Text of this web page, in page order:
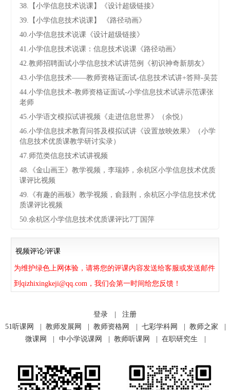
38.【小学信息技术说课】《设计超级链接》
39.【小学信息技术说课】 《路径动画》
40.小学信息技术说课《设计超级链接》
41.小学信息技术说课：信息技术说课《路径动画》
42.教师招聘面试小学信息技术试讲范例《初识神奇新朋友》
43.小学信息技术——教师资格证面试-信息技术试讲+答辩-吴芸
44.小学信息技术-教师资格证面试-小学信息技术试讲示范课张
老师
45.小学语文模拟试讲视频《走进信息世界》（余悦）
46.小学信息技术教育问答及模拟试讲《设置放映效果》（小学
信息技术优质课教学研讨实录）
47.师范类信息技术试讲视频
48.《金山画王》教学视频，李瑞婷，余杭区小学信息技术优质
课评比视频
49.《有趣的画板》教学视频，俞颢荆，余杭区小学信息技术优
质课评比视频
50.余杭区小学信息技术优质课评比7丁国萍
视频评论/评课
为维护绿色上网体验，请将您的评课内容发送给客服或发送邮件
到qizhixingkeji@qq.com，我们会第一时间给您反馈！
登录 |
注册
51听课网
| 教师发展网 | 教师资格网 | 七彩学科网 | 教师之家
|
微课网
| 中小学说课网 | 教师听课网 | 在职研究生 |